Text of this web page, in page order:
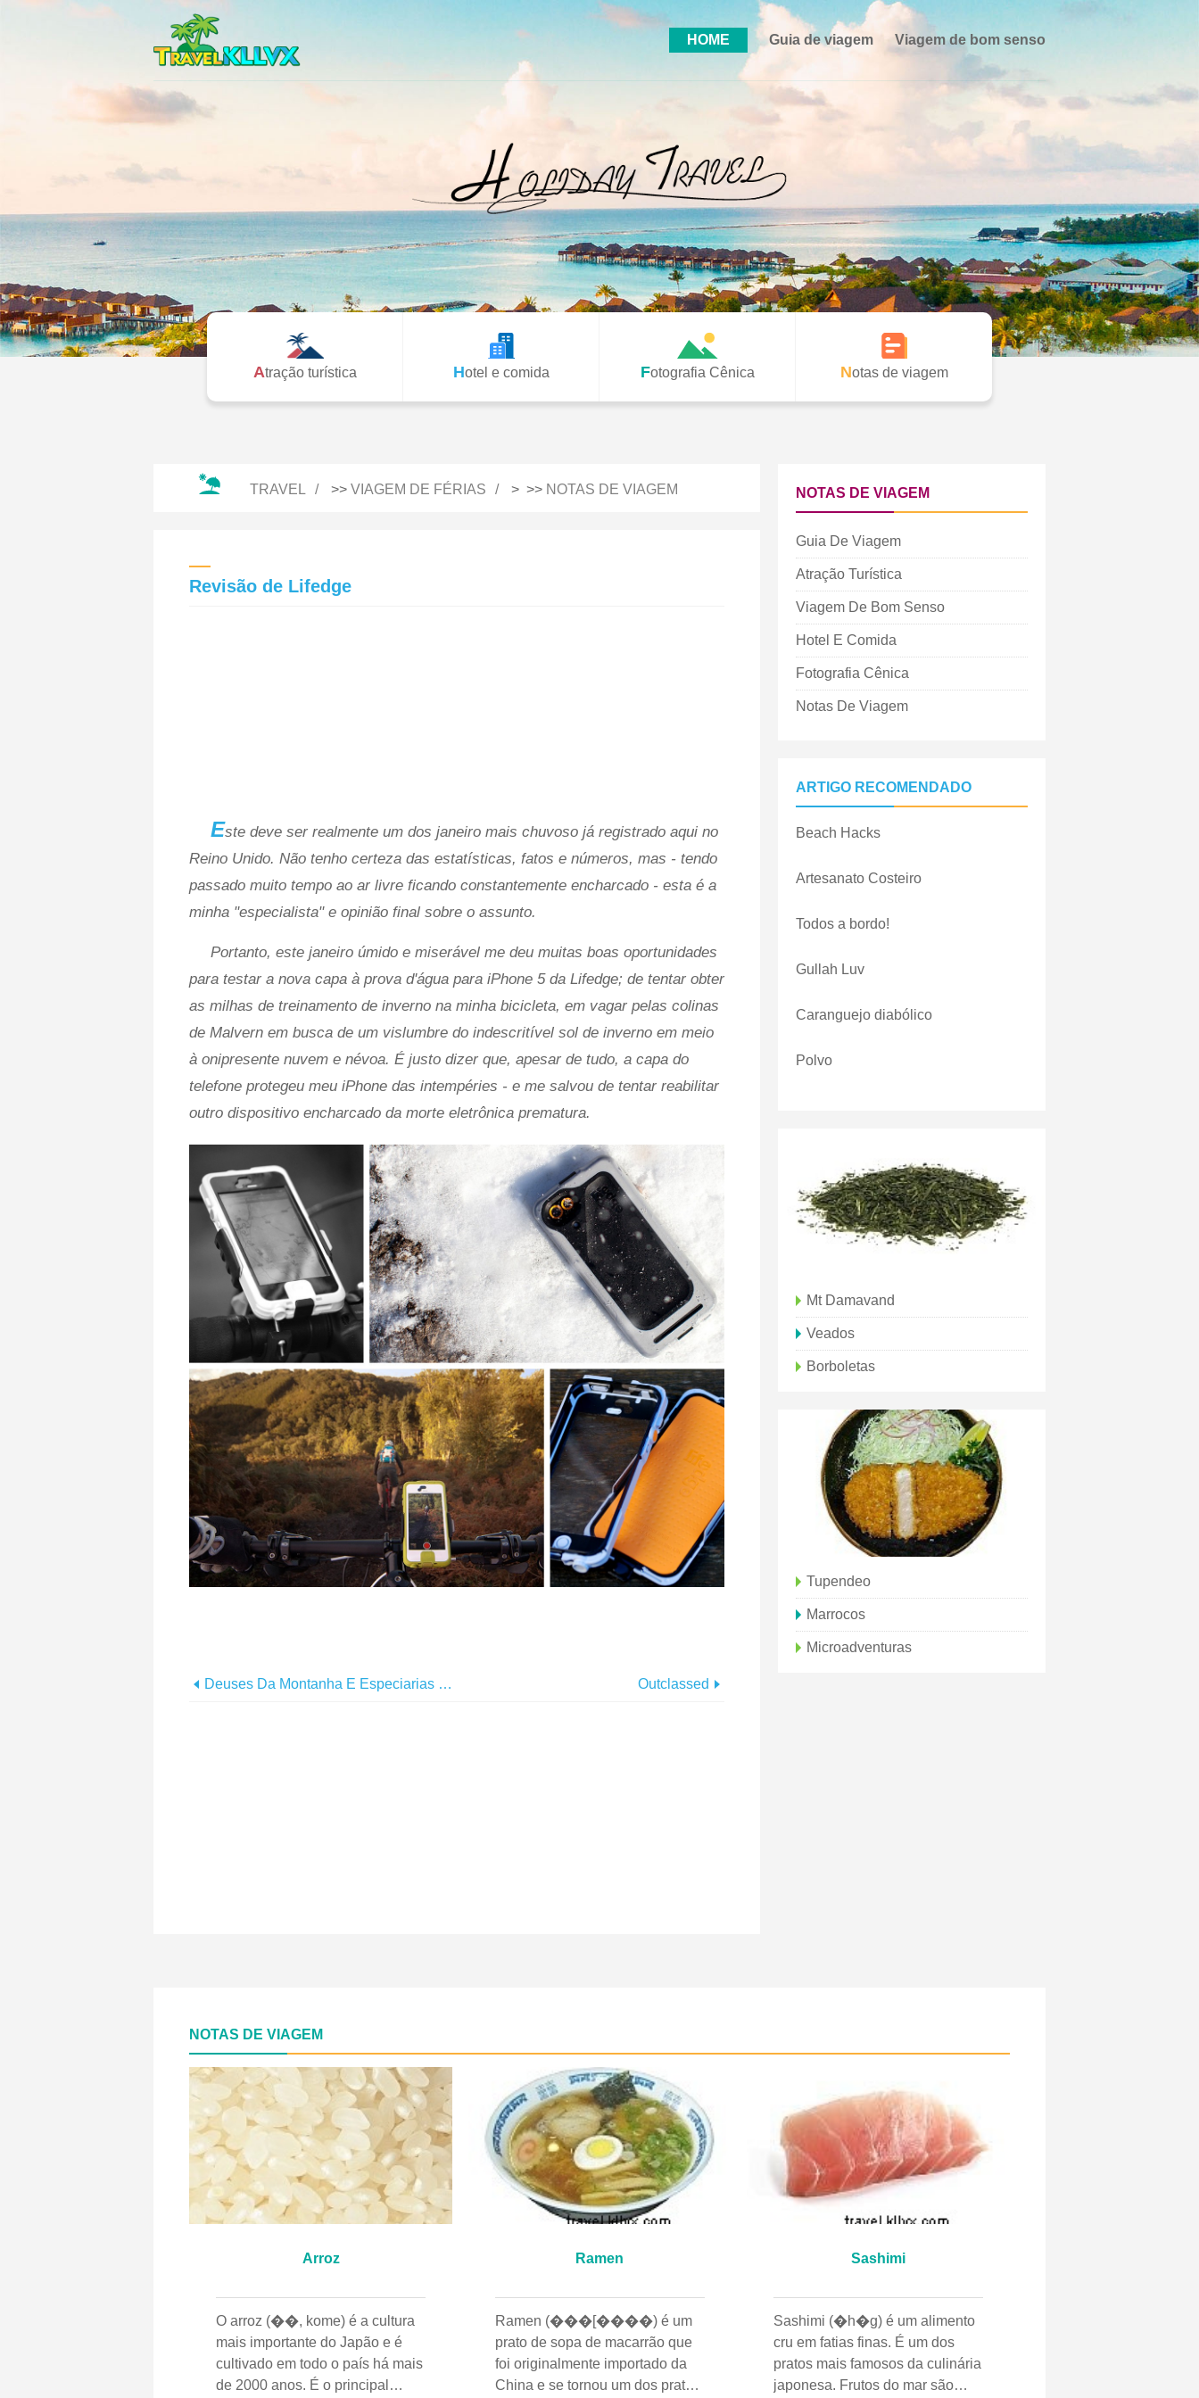
HOME Guia de viagem Viagem de bom senso
Atração turística Hotel e comida Fotografia Cênica Notas de viagem
TRAVEL >> VIAGEM DE FÉRIAS > >> NOTAS DE VIAGEM
Revisão de Lifedge
Este deve ser realmente um dos janeiro mais chuvoso já registrado aqui no
Reino Unido. Não tenho certeza das estatísticas, fatos e números, mas - tendo
passado muito tempo ao ar livre ficando constantemente encharcado - esta é a
minha "especialista" e opinião final sobre o assunto.
Portanto, este janeiro úmido e miserável me deu muitas boas oportunidades
para testar a nova capa à prova d'água para iPhone 5 da Lifedge; de tentar obter
as milhas de treinamento de inverno na minha bicicleta, em vagar pelas colinas
de Malvern em busca de um vislumbre do indescritível sol de inverno em meio
à onipresente nuvem e névoa. É justo dizer que, apesar de tudo, a capa do
telefone protegeu meu iPhone das intempéries - e me salvou de tentar reabilitar
outro dispositivo encharcado da morte eletrônica prematura.
Deuses Da Montanha E Especiarias Tropicais Outclassed
NOTAS DE VIAGEM
Guia De Viagem
Atração Turística
Viagem De Bom Senso
Hotel E Comida
Fotografia Cênica
Notas De Viagem
ARTIGO RECOMENDADO
Beach Hacks
Artesanato Costeiro
Todos a bordo!
Gullah Luv
Caranguejo diabólico
Polvo
Mt Damavand
Veados
Borboletas
Tupendeo
Marrocos
Microadventuras
NOTAS DE VIAGEM
Arroz
O arroz (��, kome) é a cultura
mais importante do Japão e é
cultivado em todo o país há mais
de 2000 anos. É o principal
Ramen
Ramen (���[����) é um
prato de sopa de macarrão que
foi originalmente importado da
China e se tornou um dos pratos
Sashimi
Sashimi (�h�g) é um alimento
cru em fatias finas. É um dos
pratos mais famosos da culinária
japonesa. Frutos do mar são